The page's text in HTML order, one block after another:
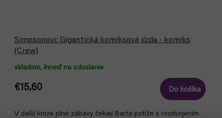
Simpsonovi: Gigantická komiksová jízda - komiks
(Crew)
skladom, ihneď na odoslanie
€15,60 Do košíka
V další knize plné zábavy čekají Barta potíže s rozdvojením